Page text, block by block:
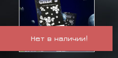
Нет в наличии!